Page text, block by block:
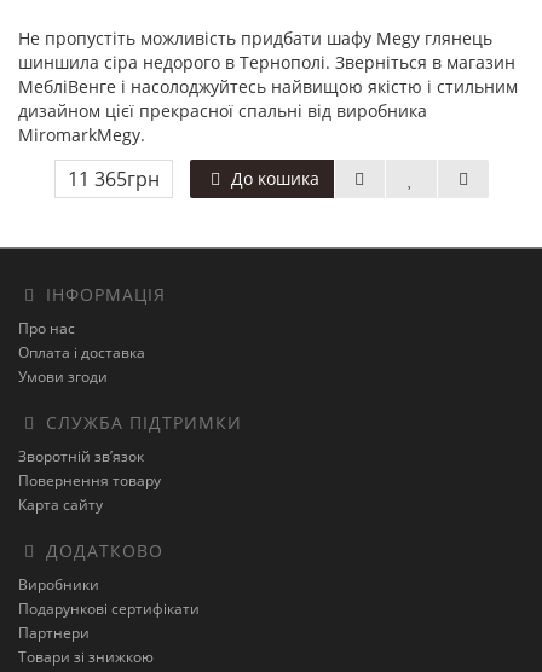
Не пропустіть можливість придбати шафу Megy глянець
шиншила сіра недорого в Тернополі. Зверніться в магазин
МебліВенге і насолоджуйтесь найвищою якістю і стильним
дизайном цієї прекрасної спальні від виробника
MiromarkMegy.
11 365грн До кошика
ІНФОРМАЦІЯ
Про нас
Оплата і доставка
Умови згоди
СЛУЖБА ПІДТРИМКИ
Зворотній зв’язок
Повернення товару
Карта сайту
ДОДАТКОВО
Виробники
Подарункові сертифікати
Партнери
Товари зі знижкою